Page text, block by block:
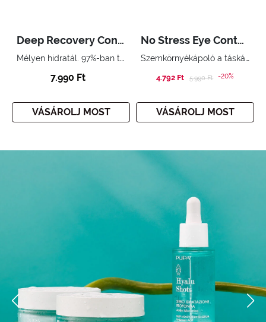
Deep Recovery Continuous Hydration Mask
Mélyen hidratál. 97%-ban természetes eredetű összetevőkkel
7.990 Ft
VÁSÁROLJ MOST
No Stress Eye Contour Cream
Szemkörnyékápoló a táskák és karikák ellen 90%-ban természetes eredetű összetevőkkel
4.792 Ft Price reduced from
5.990 Ftto-20%
VÁSÁROLJ MOST